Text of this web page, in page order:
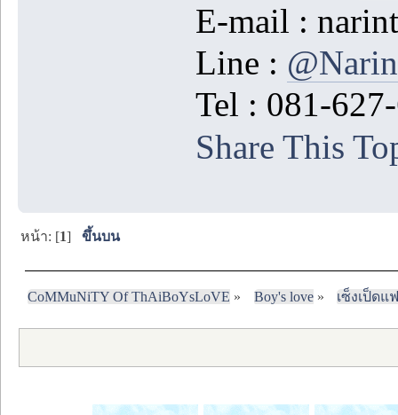
E-mail :
Line :
Tel : 081-
Share This
หน้า: [1]ขึ้นบน
CoMMuNiTY Of ThAiBoYsLoVE » Boy's love» เซ็งเป็ด